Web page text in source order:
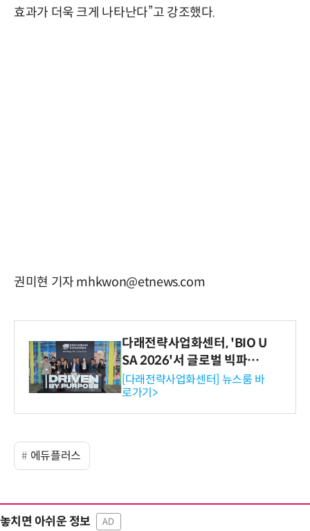
효과가 더욱 크게 나타난다”고 강조했다.
권미현 기자 mhkwon@etnews.com
다래전략사업화센터, 'BIO U
SA 2026'서 글로벌 빅파마
와의 비즈니스 미팅 지원…K
-바이오 해외 진출 교두보 확
보
[다래전략사업화센터] 뉴스룸 바
로가기>
에듀플러스
놓치면 아쉬운 정보 AD